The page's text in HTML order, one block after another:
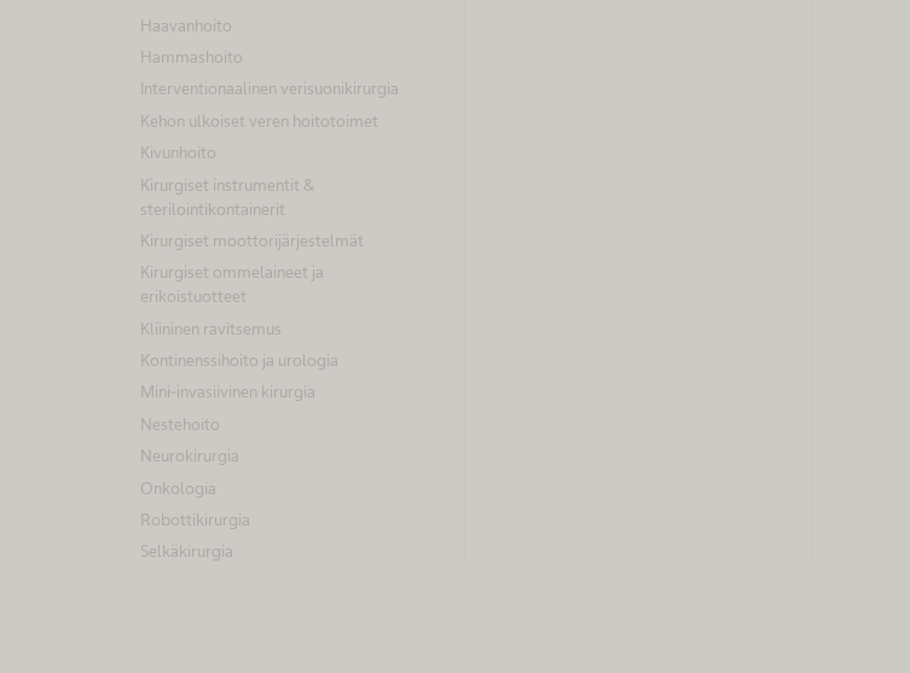
Haavanhoito
Hammashoito
Interventionaalinen verisuonikirurgia
Kehon ulkoiset veren hoitotoimet
Kivunhoito
Kirurgiset instrumentit &
sterilointikontainerit
Kirurgiset moottorijärjestelmät
Kirurgiset ommelaineet ja
erikoistuotteet
Kliininen ravitsemus
Kontinenssihoito ja urologia
Mini-invasiivinen kirurgia
Nestehoito
Neurokirurgia
Onkologia
Robottikirurgia
Selkäkirurgia